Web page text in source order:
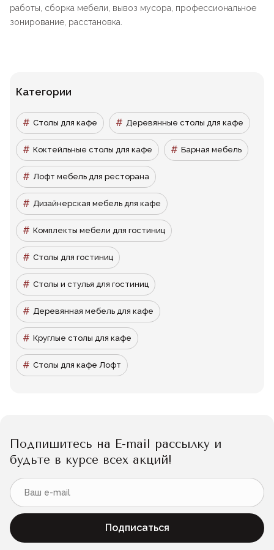
работы, сборка мебели, вывоз мусора, профессиональное
зонирование, расстановка.
Категории
Столы для кафе Деревянные столы для кафе
Коктейльные столы для кафе Барная мебель
Лофт мебель для ресторана
Дизайнерская мебель для кафе
Комплекты мебели для гостиниц
Столы для гостиниц
Столы и стулья для гостиниц
Деревянная мебель для кафе
Круглые столы для кафе
Столы для кафе Лофт
Подпишитесь на E-mail рассылку и
будьте в курсе всех акций!
Подписаться